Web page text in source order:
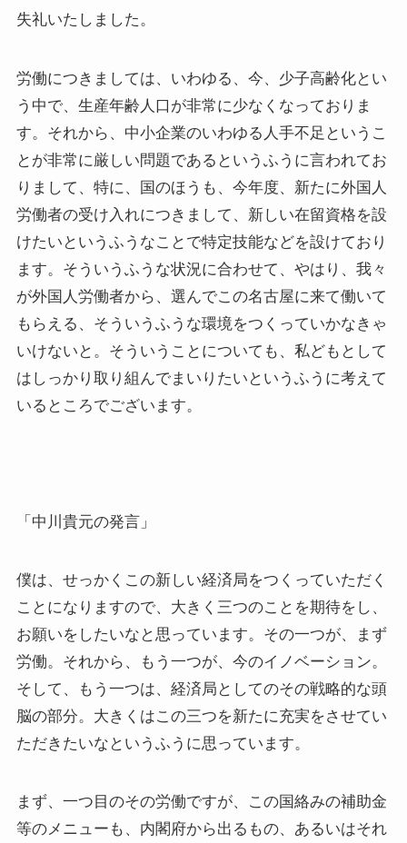
失礼いたしました。
労働につきましては、いわゆる、今、少子高齢化とい
う中で、生産年齢人口が非常に少なくなっておりま
す。それから、中小企業のいわゆる人手不足というこ
とが非常に厳しい問題であるというふうに言われてお
りまして、特に、国のほうも、今年度、新たに外国人
労働者の受け入れにつきまして、新しい在留資格を設
けたいというふうなことで特定技能などを設けており
ます。そういうふうな状況に合わせて、やはり、我々
が外国人労働者から、選んでこの名古屋に来て働いて
もらえる、そういうふうな環境をつくっていかなきゃ
いけないと。そういうことについても、私どもとして
はしっかり取り組んでまいりたいというふうに考えて
いるところでございます。
「中川貴元の発言」
僕は、せっかくこの新しい経済局をつくっていただく
ことになりますので、大きく三つのことを期待をし、
お願いをしたいなと思っています。その一つが、まず
労働。それから、もう一つが、今のイノベーション。
そして、もう一つは、経済局としてのその戦略的な頭
脳の部分。大きくはこの三つを新たに充実をさせてい
ただきたいなというふうに思っています。
まず、一つ目のその労働ですが、この国絡みの補助金
等のメニューも、内閣府から出るもの、あるいはそれ